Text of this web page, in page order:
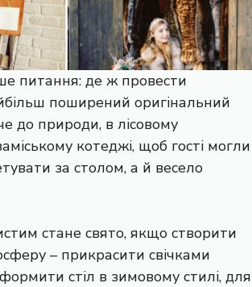
питання: де ж провести
поширений оригінальний
до природи, в лісовому
котеджі, щоб гості могли
за столом, а й весело
стане свято, якщо створити
– прикрасити свічками
стіл в зимовому стилі, для